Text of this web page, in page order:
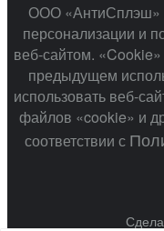
ООО «АнтиСплэш»
персонализации и
веб-сайтом.
предыдущем
использовать веб-
файлов «cookie» и
соответствии с